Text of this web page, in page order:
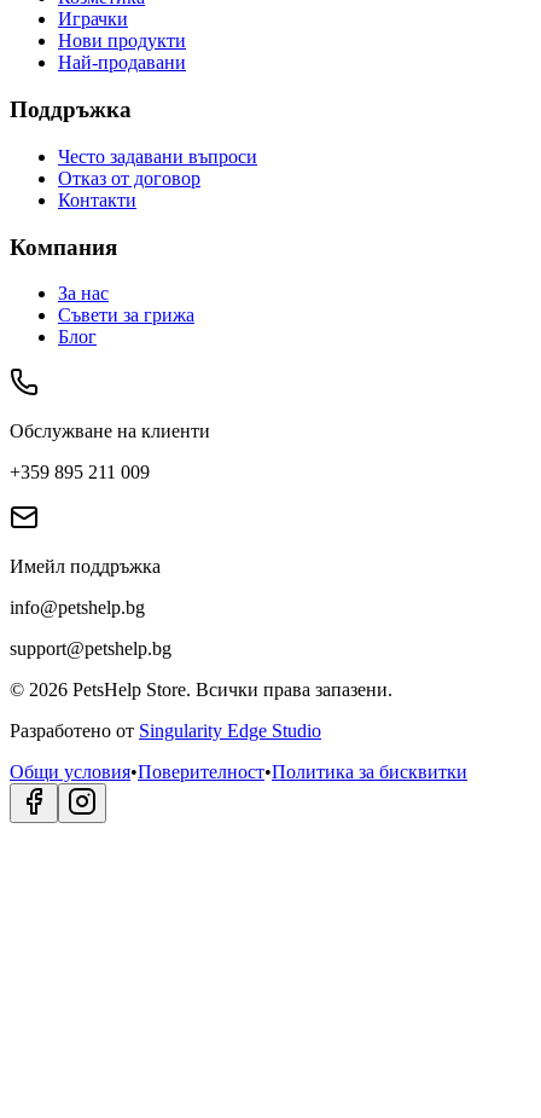
Играчки
Нови продукти
Най-продавани
Поддръжка
Често задавани въпроси
Отказ от договор
Контакти
Компания
За нас
Съвети за грижа
Блог
Обслужване на клиенти
+359 895 211 009
Имейл поддръжка
info@petshelp.bg
support@petshelp.bg
© 2026 PetsHelp Store. Всички права запазени.
Разработено от Singularity Edge Studio
Общи условия•Поверителност•Политика за бисквитки